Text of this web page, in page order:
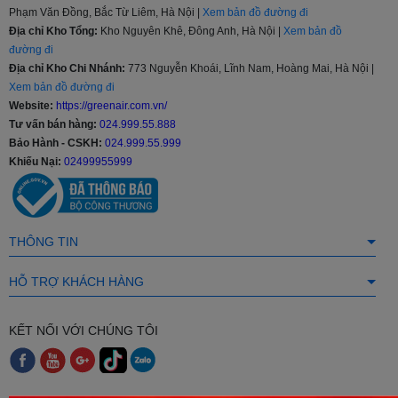
Tiện nghi tối đa, trải nghiệm hoàn hảo
Chức năng tự động chẩn đoán sự cố - dễ dàng bảo trì: Khi máy
gặp sự cố, hệ thống sẽ tự động chẩn đoán và hiển thị mã lỗi, giúp
bạn dễ dàng xác định và khắc phục vấn đề.
Hoạt động êm ái: Với độ ồn thấp,
thái cho bạn và gia đình.
Thiết kế hiện đại, tinh tế: Với thiết kế hiện đại và tinh tế, NIS-
sang trọng cho không gian sống của bạn.
Phạm Văn Đồng, Bắc Từ Liêm, Hà Nội | Xem bản đồ đường đi
Địa chỉ Kho Tổng: Kho Nguyên Khê, Đông Anh, Hà Nội | Xem bản đồ
đường đi
Địa chỉ Kho Chi Nhánh: 773 Nguyễn Khoái, Lĩnh Nam, Hoàng Mai, Hà Nội |
Xem bản đồ đường đi
Website: https://greenair.com.vn/
Tư vấn bán hàng: 024.999.55.888
Bảo Hành - CSKH: 024.999.55.999
Khiếu Nại: 02499955999
THÔNG TIN
HỖ TRỢ KHÁCH HÀNG
KẾT NỐI VỚI CHÚNG TÔI